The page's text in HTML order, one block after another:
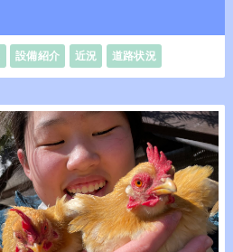
設備紹介 近況 道路状況